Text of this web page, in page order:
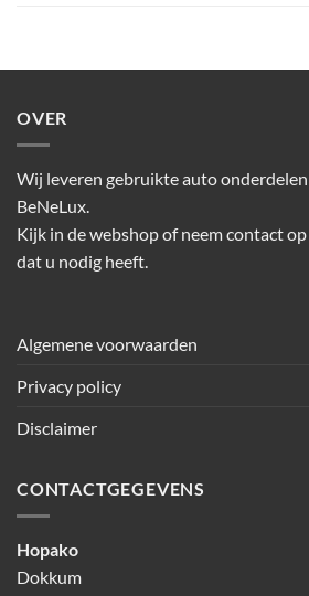
OVER
Wij leveren gebruikte auto
BeNeLux.
Kijk in de webshop of neem contact
dat u nodig heeft.
Algemene voorwaarden
Privacy policy
Disclaimer
CONTACTGEGEVENS
Hopako
Dokkum